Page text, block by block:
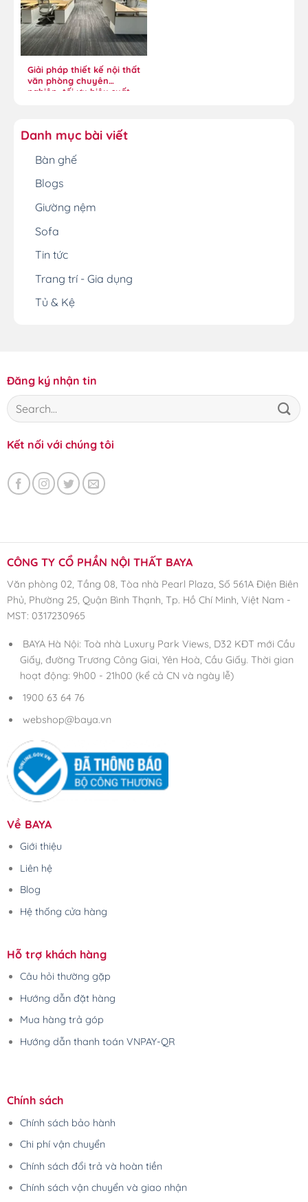
Giải pháp thiết kế nội thất
văn phòng chuyên
nghiệp, tối ưu hiệu suất
Danh mục bài viết
Bàn ghế
Blogs
Giường nệm
Sofa
Tin tức
Trang trí - Gia dụng
Tủ & Kệ
Đăng ký nhận tin
Kết nối với chúng tôi
CÔNG TY CỔ PHẦN NỘI THẤT BAYA
Văn phòng 02, Tầng 08, Tòa nhà Pearl Plaza, Số 561A Điện Biên
Phủ, Phường 25, Quận Bình Thạnh, Tp. Hồ Chí Minh, Việt Nam -
MST: 0317230965
BAYA Hà Nội: Toà nhà Luxury Park Views, D32 KĐT mới Cầu
Giấy, đường Trương Công Giai, Yên Hoà, Cầu Giấy. Thời gian
hoạt động: 9h00 - 21h00 (kể cả CN và ngày lễ)
1900 63 64 76
webshop@baya.vn
Về BAYA
Giới thiệu
Liên hệ
Blog
Hệ thống cửa hàng
Hỗ trợ khách hàng
Câu hỏi thường gặp
Hướng dẫn đặt hàng
Mua hàng trả góp
Hướng dẫn thanh toán VNPAY-QR
Chính sách
Chính sách bảo hành
Chi phí vận chuyển
Chính sách đổi trả và hoàn tiền
Chính sách vận chuyển và giao nhận